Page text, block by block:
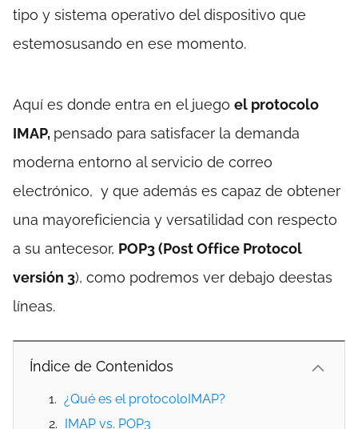
tipo y sistema operativo del dispositivo que
estemosusando en ese momento.
Aquí es donde entra en el juego el protocolo
IMAP, pensado para satisfacer la demanda
moderna entorno al servicio de correo
electrónico, y que además es capaz de obtener
una mayoreficiencia y versatilidad con respecto
a su antecesor, POP3 (Post Office Protocol
versión 3), como podremos ver debajo deestas
líneas.
Índice de Contenidos
¿Qué es el protocoloIMAP?
IMAP vs. POP3